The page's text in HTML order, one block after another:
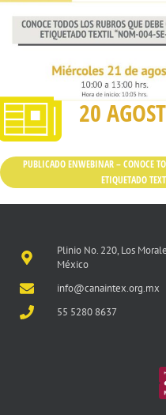
20
PUBLICADO ENWEBINAR – CONOCE
ETIQUETADO
Plinio No. 220, Los
México
info@canaintex.org.mx
55 5280 8637